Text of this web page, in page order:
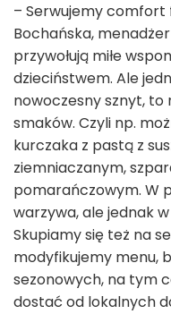
– Serwujemy comfort
Bochańska,
przywołują miłe
dzieciństwem. Ale
nowoczesny sznyt, to
smaków. Czyli np.
kurczaka z pastą z
ziemniaczanym,
pomarańczowym. W
warzywa, ale jednak
Skupiamy się też na
modyfikujemy menu,
sezonowych, na tym
dostać od lokalnych